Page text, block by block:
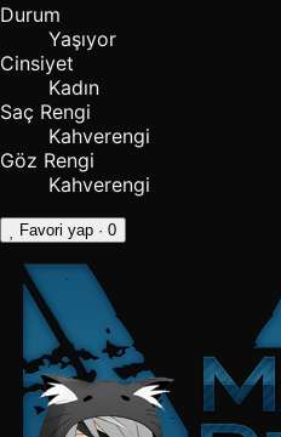
Durum
Yaşıyor
Cinsiyet
Kadın
Saç Rengi
Kahverengi
Göz Rengi
Kahverengi
Favori yap · 0